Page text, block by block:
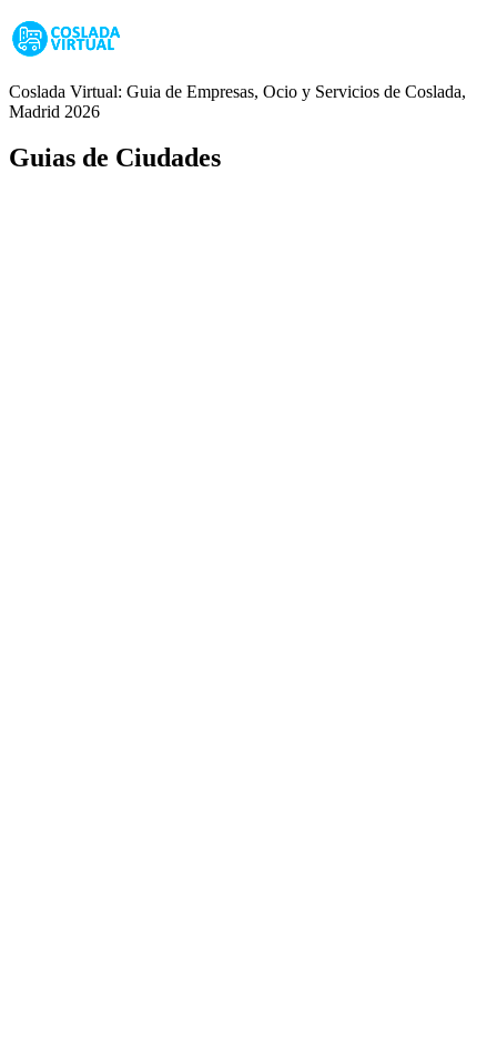
Coslada Virtual: Guia de Empresas, Ocio y Servicios de Coslada,
Madrid 2026
Guias de Ciudades